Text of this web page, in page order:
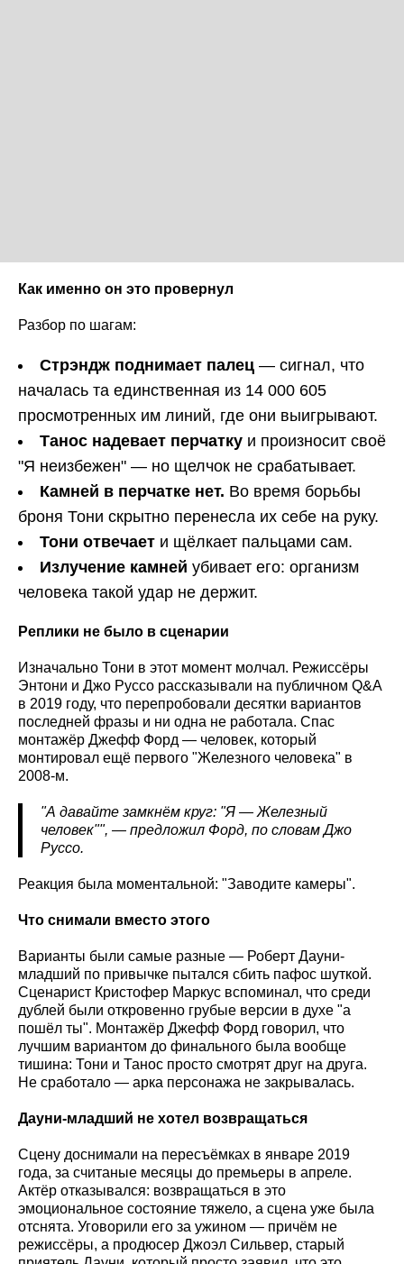
Как именно он это провернул
Разбор по шагам:
Стрэндж поднимает палец — сигнал, что
началась та единственная из 14 000 605
просмотренных им линий, где они выигрывают.
Танос надевает перчатку и произносит своё
"Я неизбежен" — но щелчок не срабатывает.
Камней в перчатке нет. Во время борьбы
броня Тони скрытно перенесла их себе на руку.
Тони отвечает и щёлкает пальцами сам.
Излучение камней убивает его: организм
человека такой удар не держит.
Реплики не было в сценарии
Изначально Тони в этот момент молчал. Режиссёры
Энтони и Джо Руссо рассказывали на публичном Q&A
в 2019 году, что перепробовали десятки вариантов
последней фразы и ни одна не работала. Спас
монтажёр Джефф Форд — человек, который
монтировал ещё первого "Железного человека" в
2008-м.
"А давайте замкнём круг: "Я — Железный
человек"", — предложил Форд, по словам Джо
Руссо.
Реакция была моментальной: "Заводите камеры".
Что снимали вместо этого
Варианты были самые разные — Роберт Дауни-
младший по привычке пытался сбить пафос шуткой.
Сценарист Кристофер Маркус вспоминал, что среди
дублей были откровенно грубые версии в духе "а
пошёл ты". Монтажёр Джефф Форд говорил, что
лучшим вариантом до финального была вообще
тишина: Тони и Танос просто смотрят друг на друга.
Не сработало — арка персонажа не закрывалась.
Дауни-младший не хотел возвращаться
Сцену доснимали на пересъёмках в январе 2019
года, за считаные месяцы до премьеры в апреле.
Актёр отказывался: возвращаться в это
эмоциональное состояние тяжело, а сцена уже была
отснята. Уговорили его за ужином — причём не
режиссёры, а продюсер Джоэл Сильвер, старый